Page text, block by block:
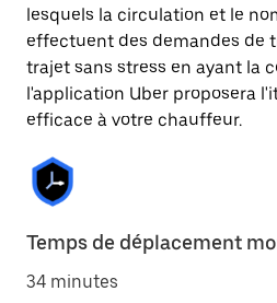
lesquels la circulation et le
effectuent des demandes de
trajet sans stress en ayant la
l'application Uber proposera
efficace à votre chauffeur.
Temps de déplacement
34 minutes